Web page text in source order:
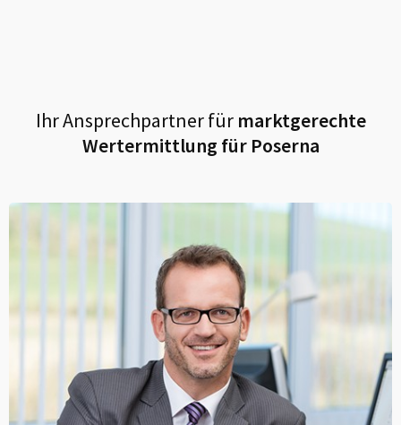
Ihr Ansprechpartner fürmarktgerechte
Wertermittlung für Poserna